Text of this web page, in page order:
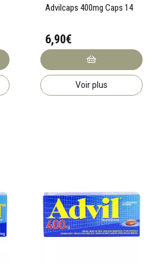
Advilcaps 400mg Caps 14
6,90€
Voir plus